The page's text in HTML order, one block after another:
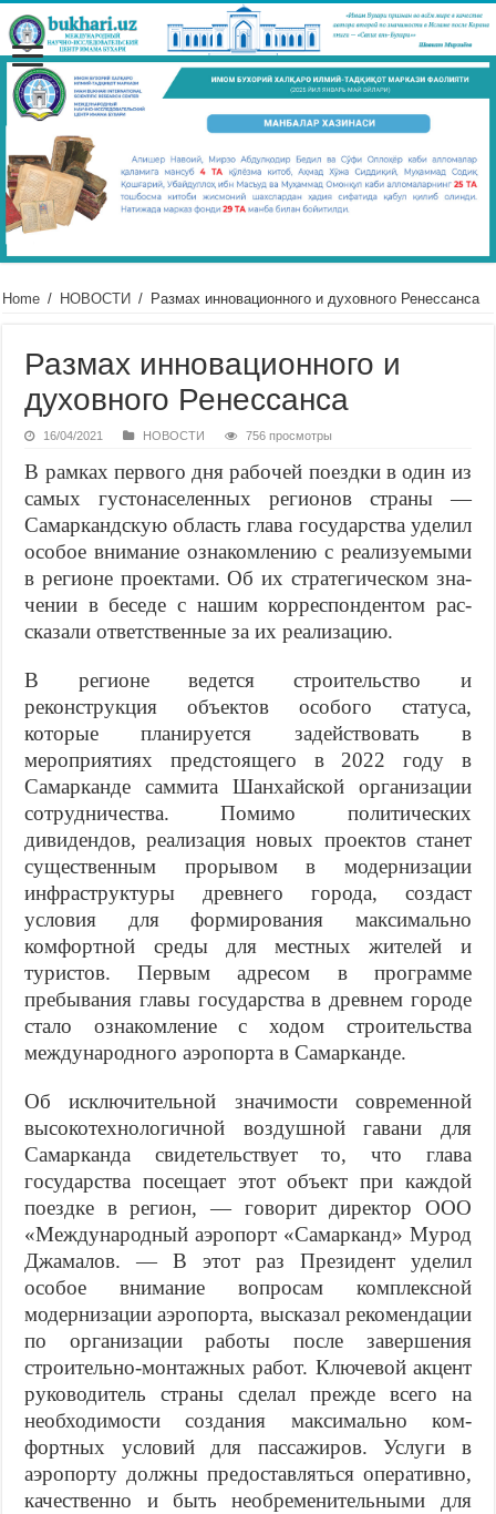
Home / НОВОСТИ / Размах инновационного и духовного Ренессанса
Размах инновационного и
духовного Ренессанса
16/04/2021 НОВОСТИ 756 просмотры
В рамках первого дня рабочей поездки в один из
самых густонаселенных ре­гионов страны —
Самаркандскую об­ласть глава государства уделил
особое внимание ознакомлению с реализуемыми
в регионе проектами. Об их стратегическом зна­
чении в беседе с нашим корреспондентом рас­
сказали ответственные за их реализацию.
В регионе ведется строительство и
реконструкция объек­тов особого статуса,
которые планируется задействовать в
мероприятиях предстоящего в 2022 году в
Самарканде сам­мита Шанхайской организации
сотрудничества. Помимо по­литических
дивидендов, реализация новых проектов станет
существенным прорывом в модернизации
инфраструктуры древнего города, создаст
условия для формирования макси­мально
комфортной среды для местных жителей и
туристов. Первым адресом в программе
пребывания главы государства в древнем городе
стало ознакомление с ходом строитель­ства
международного аэропорта в Самарканде.
Об исключительной значимости современной
высоко­технологичной воздушной гавани для
Самарканда свидетель­ствует то, что глава
государства посещает этот объект при каждой
поездке в регион, — говорит директор ООО
«Между­народный аэропорт «Самарканд» Мурод
Джамалов. — В этот раз Президент уделил
особое внимание вопросам комплекс­ной
модернизации аэропорта, высказал рекомендации
по организации работы после завершения
строительно-мон­тажных работ. Ключевой акцент
руководитель страны сделал прежде всего на
необходимости создания максимально ком­
фортных условий для пассажиров. Услуги в
аэропорту должны предоставляться оперативно,
качественно и быть необременительными для